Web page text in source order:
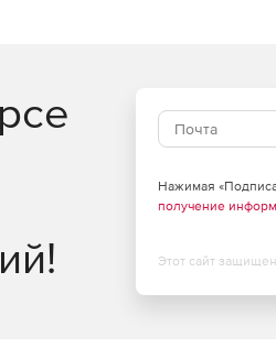
Нажимая
получение
Этот сайт